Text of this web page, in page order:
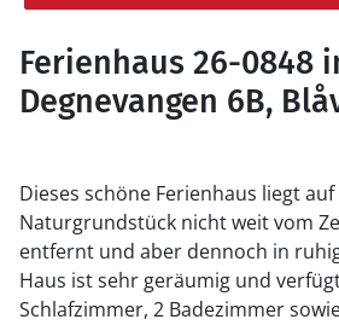
Ferienhaus 26-0848
Degnevangen 6B,
Dieses schöne Ferienhaus liegt
Naturgrundstück nicht weit vom
entfernt und aber dennoch in ruhiger
Haus ist sehr geräumig und
Schlafzimmer, 2 Badezimmer